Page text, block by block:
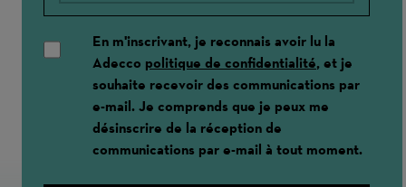
En m'inscrivant, je reconnais avoir lu la
Adecco politique de confidentialité, et je
souhaite recevoir des communications par
e-mail. Je comprends que je peux me
désinscrire de la réception de
communications par e-mail à tout moment.